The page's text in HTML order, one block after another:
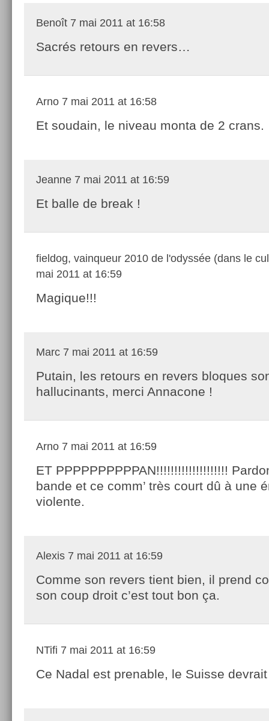
Benoît 7 mai 2011 at 16:58
Sacrés retours en revers…
Arno 7 mai 2011 at 16:58
Et soudain, le niveau monta de 2 crans.
Jeanne 7 mai 2011 at 16:59
Et balle de break !
fieldog, vainqueur 2010 de l'odyssée (dans le
mai 2011 at 16:59
Magique!!!
Marc 7 mai 2011 at 16:59
Putain, les retours en revers bloques
hallucinants, merci Annacone !
Arno 7 mai 2011 at 16:59
ET PPPPPPPPPPAN!!!!!!!!!!!!!!!!!!!!
bande et ce comm’ très court dû à une
violente.
Alexis 7 mai 2011 at 16:59
Comme son revers tient bien, il prend
son coup droit c’est tout bon ça.
NTifi 7 mai 2011 at 16:59
Ce Nadal est prenable, le Suisse